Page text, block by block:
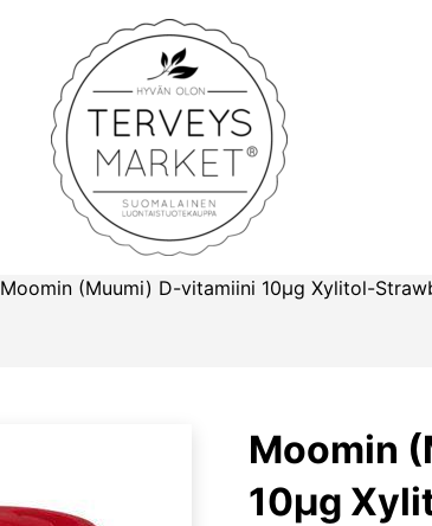
Terveysmarket
Moomin (Muumi) D-vitamiini 10µg Xylitol-
Moomin
10µg